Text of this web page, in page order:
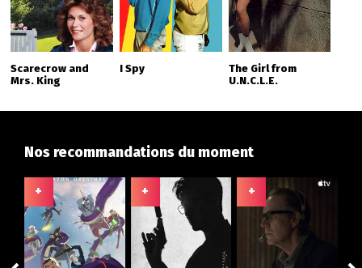
Scarecrow and
Mrs. King
I Spy
The Girl from
U.N.C.L.E.
Nos recommandations du moment
+ + +